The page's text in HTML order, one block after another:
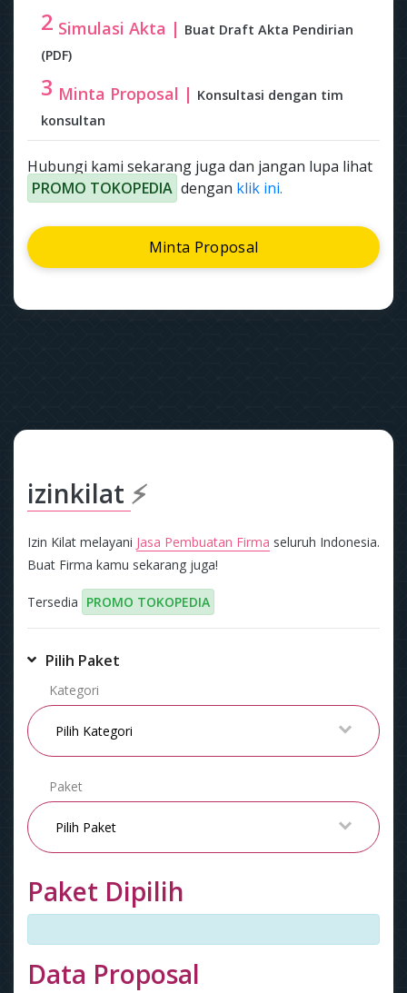
2 Simulasi Akta | Buat Draft Akta Pendirian
(PDF)
3 Minta Proposal | Konsultasi dengan tim
konsultan
Hubungi kami sekarang juga dan jangan lupa lihat
PROMO TOKOPEDIA dengan klik ini.
Minta Proposal
izinkilat ⚡
Izin Kilat melayani Jasa Pembuatan Firma seluruh Indonesia.
Buat Firma kamu sekarang juga!
Tersedia PROMO TOKOPEDIA
Pilih Paket
Kategori
Paket
Paket Dipilih
Data Proposal